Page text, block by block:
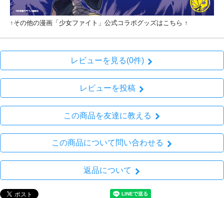
↑その他の漫画「少女ファイト」公式コラボグッズはこちら ↑
レビューを見る(0件)
レビューを投稿
この商品を友達に教える
この商品について問い合わせる
返品について